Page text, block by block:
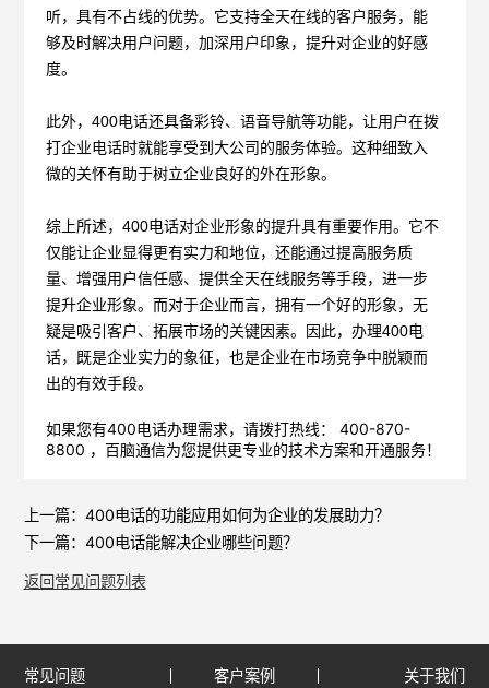
听，具有不占线的优势。它支持全天在线的客户服务，能
够及时解决用户问题，加深用户印象，提升对企业的好感
度。
此外，400电话还具备彩铃、语音导航等功能，让用户在拨
打企业电话时就能享受到大公司的服务体验。这种细致入
微的关怀有助于树立企业良好的外在形象。
综上所述，400电话对企业形象的提升具有重要作用。它不
仅能让企业显得更有实力和地位，还能通过提高服务质
量、增强用户信任感、提供全天在线服务等手段，进一步
提升企业形象。而对于企业而言，拥有一个好的形象，无
疑是吸引客户、拓展市场的关键因素。因此，办理400电
话，既是企业实力的象征，也是企业在市场竞争中脱颖而
出的有效手段。
如果您有400电话办理需求，请拨打热线： 400-870-
8800 ，百脑通信为您提供更专业的技术方案和开通服务！
上一篇： 400电话的功能应用如何为企业的发展助力？
下一篇： 400电话能解决企业哪些问题？
返回常见问题列表
常见问题 客户案例 关于我们